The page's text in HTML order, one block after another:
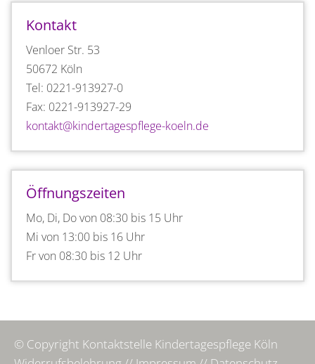
Kontakt
Venloer Str. 53
50672 Köln
Tel: 0221-913927-0
Fax: 0221-913927-29
kontakt@kindertagespflege-koeln.de
Öffnungszeiten
Mo, Di, Do von 08:30 bis 15 Uhr
Mi von 13:00 bis 16 Uhr
Fr von 08:30 bis 12 Uhr
© Copyright Kontaktstelle Kindertagespflege Köln